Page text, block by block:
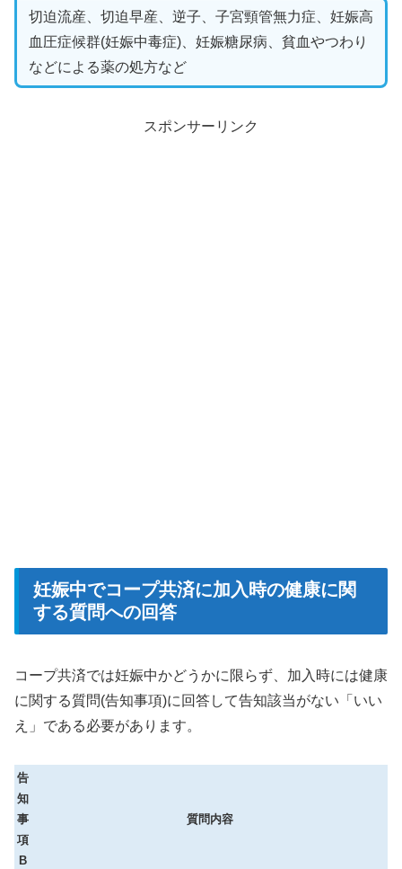
切迫流産、切迫早産、逆子、子宮頸管無力症、妊娠高
血圧症候群(妊娠中毒症)、妊娠糖尿病、貧血やつわり
などによる薬の処方など
スポンサーリンク
妊娠中でコープ共済に加入時の健康に関
する質問への回答
コープ共済では妊娠中かどうかに限らず、加入時には健康
に関する質問(告知事項)に回答して告知該当がない「いい
え」である必要があります。
告
知
事
項
B
質問内容